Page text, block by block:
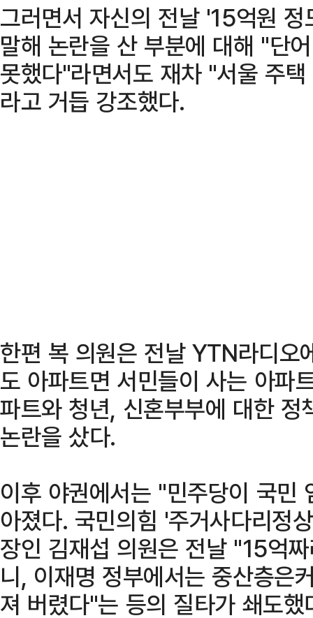
그러면서 자신의 전날 '15억원
말해 논란을 산 부분에 대해 "단
못했다"라면서도 재차 "서울 주
라고 거듭 강조했다.
한편 복 의원은 전날 YTN라디
도 아파트면 서민들이 사는 아파
파트와 청년, 신혼부부에 대한
논란을 샀다.
이후 야권에서는 "민주당이 국민
아졌다. 국민의힘 '주거사다리정
장인 김재섭 의원은 전날 "15억
니, 이재명 정부에서는 중산층은
져 버렸다"는 등의 질타가 쇄도했